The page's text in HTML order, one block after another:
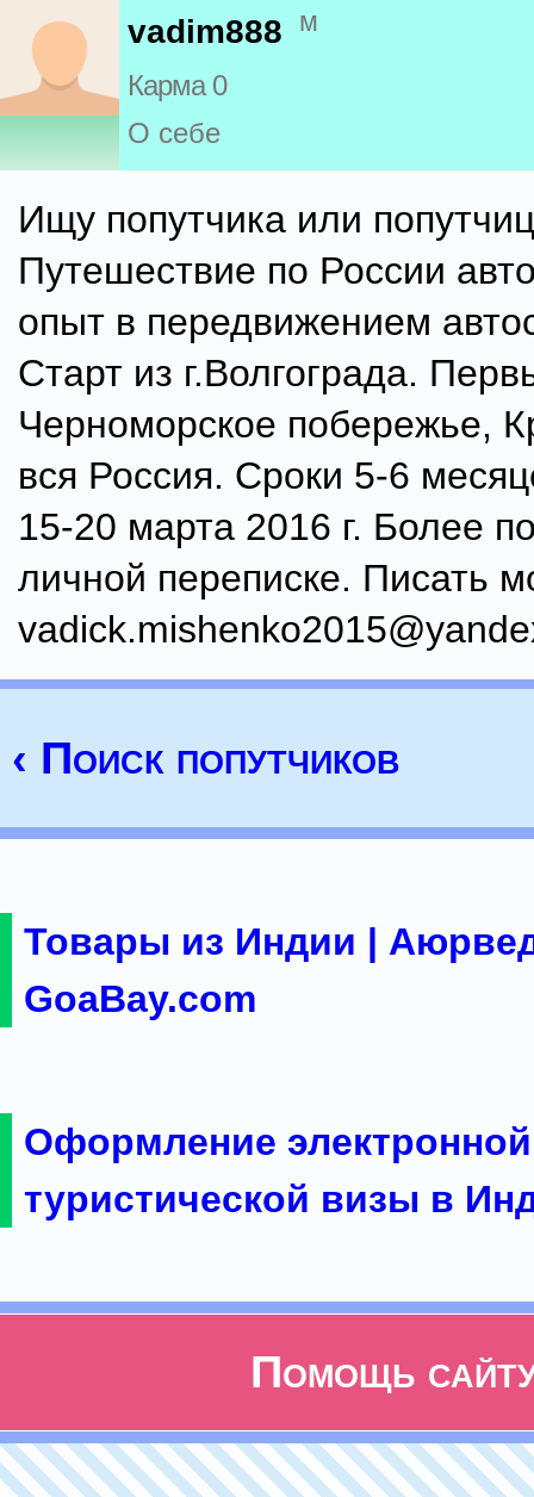
vadim888 м
Карма 0
О себе
Ищу попутчика или
Путешествие по России
опыт в передвижением
Старт из г.Волгограда.
Черноморское побережье,
вся Россия. Сроки 5-6
15-20 марта 2016 г. Более
личной переписке. Писать
‹ Поиск попутчиков
Товары из Индии |
GoaBay.com
Оформление электронной
туристической визы в
Помощь